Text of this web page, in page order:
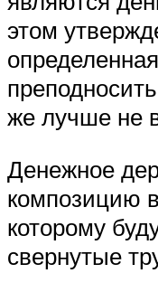
этом
же лучше не
Денежное
композицию
которому
свернутые